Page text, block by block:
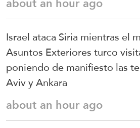
Israel ataca Siria mientras el
Asuntos Exteriores turco
poniendo de manifiesto las
Aviv y Ankara
about an hour ago